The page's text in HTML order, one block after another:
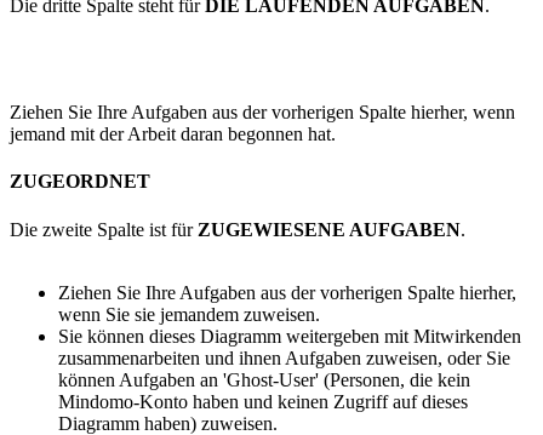
Die dritte Spalte steht fürDIE LAUFENDEN AUFGABEN.
Ziehen Sie Ihre Aufgaben aus der vorherigen Spalte hierher, wenn
jemand mit der Arbeit daran begonnen hat.
ZUGEORDNET
Die zweite Spalte ist für ZUGEWIESENE AUFGABEN.
Ziehen Sie Ihre Aufgaben aus der vorherigen Spalte hierher,
wenn Sie sie jemandem zuweisen.
Sie können dieses Diagramm weitergeben mit Mitwirkenden
zusammenarbeiten und ihnen Aufgaben zuweisen, oder Sie
können Aufgaben an 'Ghost-User' (Personen, die kein
Mindomo-Konto haben und keinen Zugriff auf dieses
Diagramm haben) zuweisen.